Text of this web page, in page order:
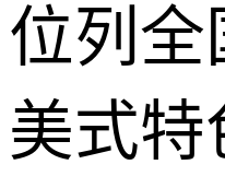
位列全
美式特